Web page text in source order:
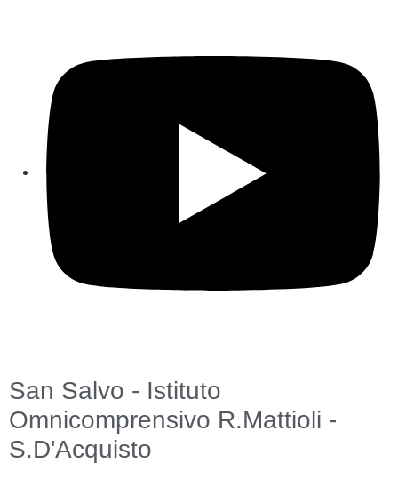
San Salvo - Istituto
Omnicomprensivo R.Mattioli -
S.D'Acquisto